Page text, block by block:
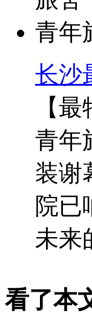
长沙
【
青年
装谢
院已
未来
看了本